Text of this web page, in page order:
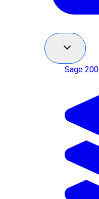
Sage 200